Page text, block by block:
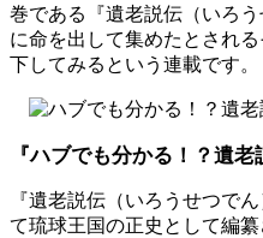
巻である『遺老説伝（いろ
に命を出して集めたとされ
下してみるという連載です。
『ハブでも分かる！？遺
『遺老説伝（いろうせつで
て琉球王国の正史として編